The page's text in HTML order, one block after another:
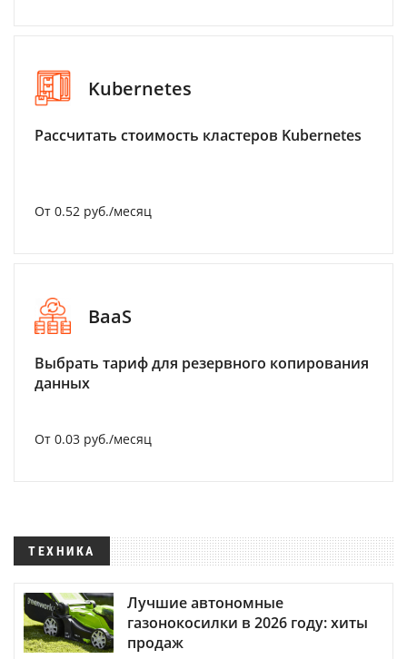
Kubernetes
Рассчитать стоимость кластеров Kubernetes
От 0.52 руб./месяц
BaaS
Выбрать тариф для резервного копирования
данных
От 0.03 руб./месяц
ТЕХНИКА
Лучшие автономные
газонокосилки в 2026 году: хиты
продаж